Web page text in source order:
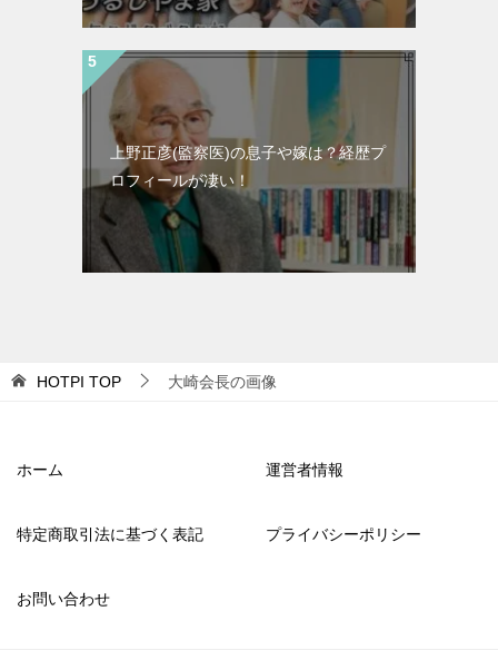
上野正彦(監察医)の息子や嫁は？経歴プ
ロフィールが凄い！
HOTPI TOP 大崎会長の画像
ホーム 運営者情報
特定商取引法に基づく表記 プライバシーポリシー
お問い合わせ